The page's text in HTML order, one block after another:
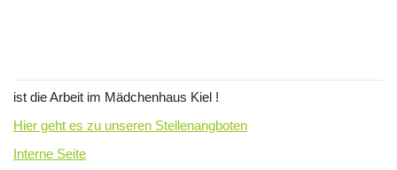
ist die Arbeit im Mädchenhaus Kiel !
Hier geht es zu unseren Stellenangboten
Interne Seite